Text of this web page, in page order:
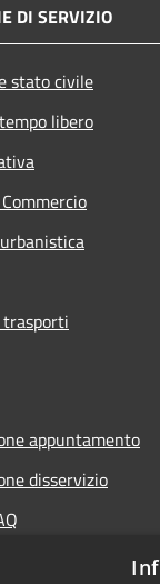
DI SERVIZIO
stato civile
libero
appuntamento
disservizio